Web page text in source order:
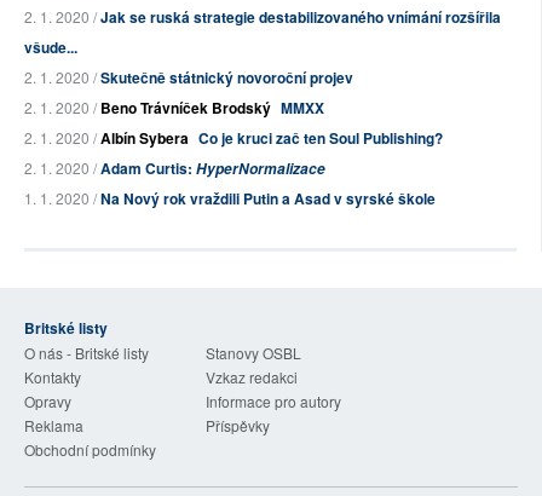
2. 1. 2020 /Jak se ruská strategie destabilizovaného vnímání rozšířila
všude...
2. 1. 2020 /Skutečně státnický novoroční projev
2. 1. 2020 /Beno Trávníček Brodský MMXX
2. 1. 2020 /Albín Sybera Co je kruci zač ten Soul Publishing?
2. 1. 2020 /Adam Curtis: HyperNormalizace
1. 1. 2020 /Na Nový rok vraždili Putin a Asad v syrské škole
Britské listy
O nás - Britské listy
Stanovy OSBL
Kontakty
Vzkaz redakci
Opravy
Informace pro autory
Reklama
Příspěvky
Obchodní podmínky